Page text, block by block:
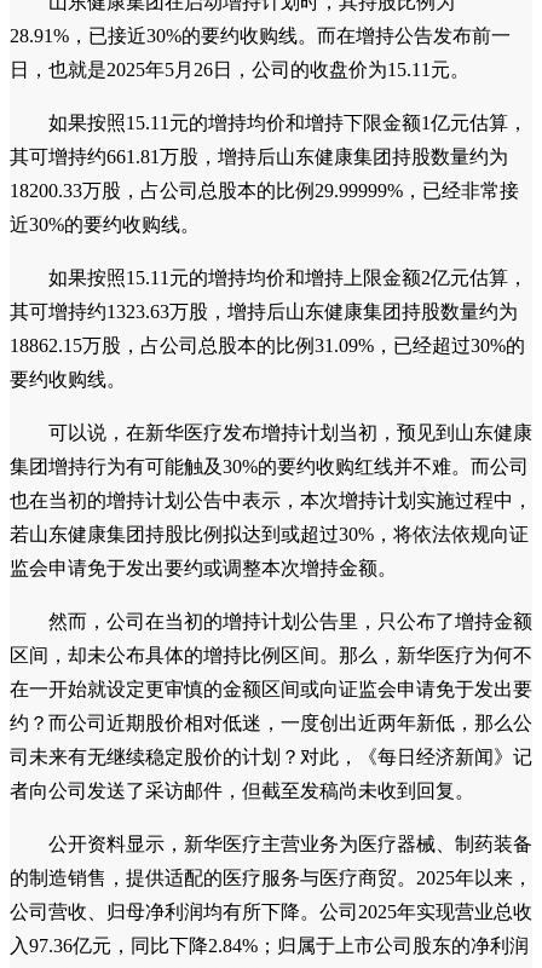
28.91%，已接近30%的要约收购线。而在增持公告发布前一
日，也就是2025年5月26日，公司的收盘价为15.11元。
如果按照15.11元的增持均价和增持下限金额1亿元估算，
其可增持约661.81万股，增持后山东健康集团持股数量约为
18200.33万股，占公司总股本的比例29.99999%，已经非常接
近30%的要约收购线。
如果按照15.11元的增持均价和增持上限金额2亿元估算，
其可增持约1323.63万股，增持后山东健康集团持股数量约为
18862.15万股，占公司总股本的比例31.09%，已经超过30%的
要约收购线。
可以说，在新华医疗发布增持计划当初，预见到山东健康
集团增持行为有可能触及30%的要约收购红线并不难。而公司
也在当初的增持计划公告中表示，本次增持计划实施过程中，
若山东健康集团持股比例拟达到或超过30%，将依法依规向证
监会申请免于发出要约或调整本次增持金额。
然而，公司在当初的增持计划公告里，只公布了增持金额
区间，却未公布具体的增持比例区间。那么，新华医疗为何不
在一开始就设定更审慎的金额区间或向证监会申请免于发出要
约？而公司近期股价相对低迷，一度创出近两年新低，那么公
司未来有无继续稳定股价的计划？对此，《每日经济新闻》记
者向公司发送了采访邮件，但截至发稿尚未收到回复。
公开资料显示，新华医疗主营业务为医疗器械、制药装备
的制造销售，提供适配的医疗服务与医疗商贸。2025年以来，
公司营收、归母净利润均有所下降。公司2025年实现营业总收
入97.36亿元，同比下降2.84%；归属于上市公司股东的净利润